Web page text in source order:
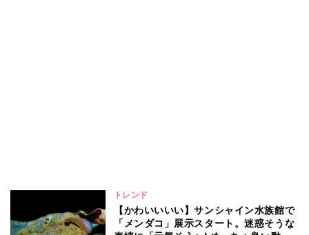
トレンド
【かわいいいい】サンシャイン水族館で
「メンダコ」展示スタート。迷惑そうな